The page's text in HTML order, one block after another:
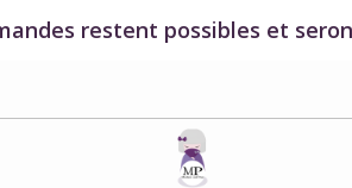
restent possibles et